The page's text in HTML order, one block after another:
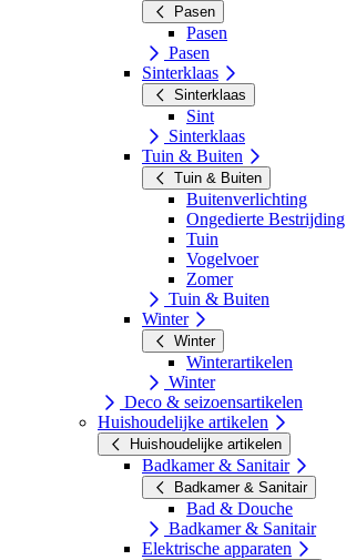
Pasen
Pasen
Pasen
Sinterklaas
Sinterklaas
Sint
Sinterklaas
Tuin & Buiten
Tuin & Buiten
Buitenverlichting
Ongedierte Bestrijding
Tuin
Vogelvoer
Zomer
Tuin & Buiten
Winter
Winter
Winterartikelen
Winter
Deco & seizoensartikelen
Huishoudelijke artikelen
Huishoudelijke artikelen
Badkamer & Sanitair
Badkamer & Sanitair
Bad & Douche
Badkamer & Sanitair
Elektrische apparaten